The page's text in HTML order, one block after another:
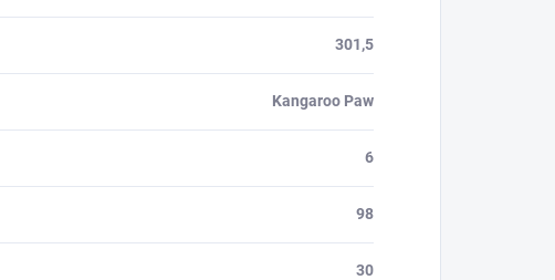
301,5
Kangaroo Paw
6
98
30